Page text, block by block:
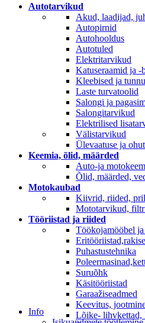
Autotarvikud
Akud, laadijad,
Autopirnid
Autohooldus
Autotuled
Elektritarvikud
Katuseraamid ja -
Kleebised ja
Laste turvatoolid
Salongi ja
Salongitarvikud
Elektrilised
Välistarvikud
Ülevaatuse ja
Keemia, õlid, määrded
Auto-ja
Õlid, määrded,
Motokaubad
Kiivrid, riided,
Mototarvikud,
Tööriistad ja riided
Töökojamööbel
Puhastustehnika
Suruõhk
Käsitööriistad
Garaažiseadmed
Keevitus,
Lõike- lihvkettad,
Info